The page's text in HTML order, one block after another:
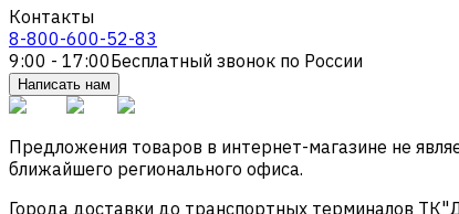
Контакты
8-800-600-52-83
9:00 - 17:00Бесплатный звонок по России
Написать нам
Предложения товаров в интернет-магазине не
ближайшего регионального офиса.
Города доставки до транспортных терминалов